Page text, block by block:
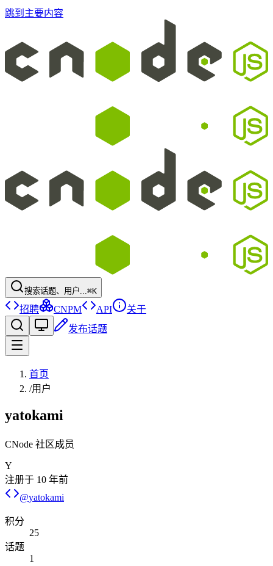
跳到主要内容
搜索话题、用户...⌘K
招聘 CNPM API
关于
发布话题
首页
/用户
yatokami
CNode 社区成员
Y
注册于 10 年前
@yatokami
积分
25
话题
1